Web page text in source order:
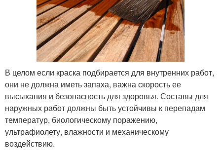
В целом если краска подбирается для внутренних работ,
они не должна иметь запаха, важна скорость ее
высыхания и безопасность для здоровья. Составы для
наружных работ должны быть устойчивы к перепадам
температур, биологическому поражению,
ультрафиолету, влажности и механическому
воздействию.